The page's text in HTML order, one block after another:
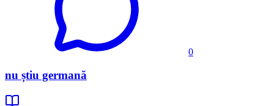
0
nu știu germană